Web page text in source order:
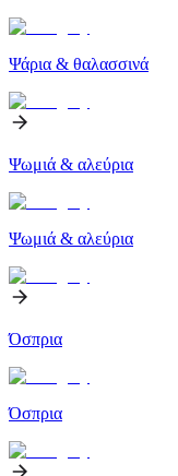
Ψάρια & θαλασσινά
Ψωμιά & αλεύρια
Ψωμιά & αλεύρια
Όσπρια
Όσπρια